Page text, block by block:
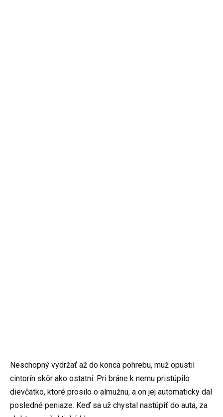
Neschopný vydržať až do konca pohrebu, muž opustil
cintorín skôr ako ostatní. Pri bráne k nemu pristúpilo
dievčatko, ktoré prosilo o almužnu, a on jej automaticky dal
posledné peniaze. Keď sa už chystal nastúpiť do auta, za